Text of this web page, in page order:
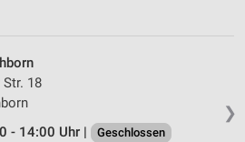
❯
18
- 14:00 Uhr |
Geschlossen
Personalisierung
zur Auswahl